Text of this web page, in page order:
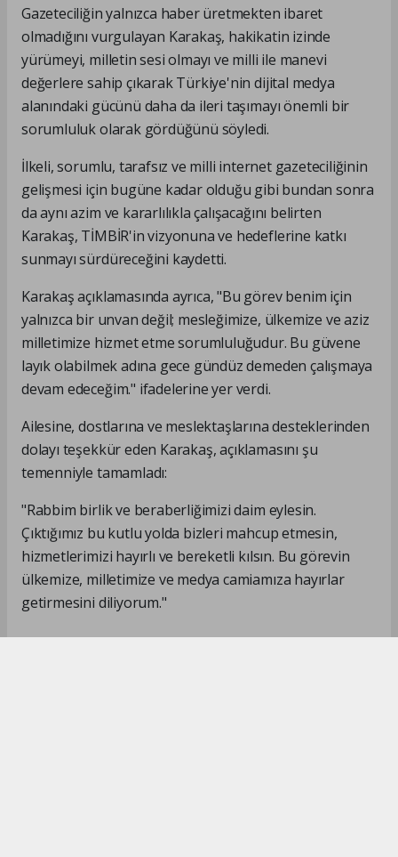
Gazeteciliğin yalnızca haber üretmekten ibaret
olmadığını vurgulayan Karakaş, hakikatin izinde
yürümeyi, milletin sesi olmayı ve milli ile manevi
değerlere sahip çıkarak Türkiye'nin dijital medya
alanındaki gücünü daha da ileri taşımayı önemli bir
sorumluluk olarak gördüğünü söyledi.
İlkeli, sorumlu, tarafsız ve milli internet gazeteciliğinin
gelişmesi için bugüne kadar olduğu gibi bundan sonra
da aynı azim ve kararlılıkla çalışacağını belirten
Karakaş, TİMBİR'in vizyonuna ve hedeflerine katkı
sunmayı sürdüreceğini kaydetti.
Karakaş açıklamasında ayrıca, "Bu görev benim için
yalnızca bir unvan değil; mesleğimize, ülkemize ve aziz
milletimize hizmet etme sorumluluğudur. Bu güvene
layık olabilmek adına gece gündüz demeden çalışmaya
devam edeceğim." ifadelerine yer verdi.
Ailesine, dostlarına ve meslektaşlarına desteklerinden
dolayı teşekkür eden Karakaş, açıklamasını şu
temenniyle tamamladı:
"Rabbim birlik ve beraberliğimizi daim eylesin.
Çıktığımız bu kutlu yolda bizleri mahcup etmesin,
hizmetlerimizi hayırlı ve bereketli kılsın. Bu görevin
ülkemize, milletimize ve medya camiamıza hayırlar
getirmesini diliyorum."